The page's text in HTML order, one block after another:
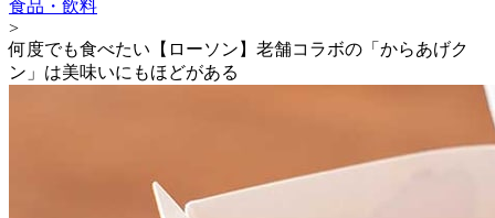
食品・飲料
>
何度でも食べたい【ローソン】老舗コラボの「からあげク
ン」は美味いにもほどがある